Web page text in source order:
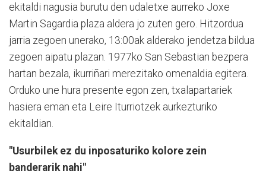
ekitaldi nagusia burutu den udaletxe aurreko Joxe
Martin Sagardia plaza aldera jo zuten gero. Hitzordua
jarria zegoen unerako, 13:00ak alderako jendetza bildua
zegoen aipatu plazan. 1977ko San Sebastian bezpera
hartan bezala, ikurriñari merezitako omenaldia egitera.
Orduko une hura presente egon zen, txalapartariek
hasiera eman eta Leire Iturriotzek aurkezturiko
ekitaldian.
"Usurbilek ez du inposaturiko kolore zein
banderarik nahi"